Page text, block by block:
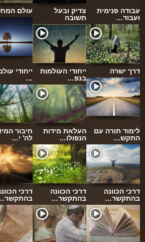
מלכות
הרב שמואל אליהו
הרב מיכי יוספי
ארכיון
תרומות
שאלות ותשובות
קבלת קהל
חנות ספרים
מאמרים
פרשת השבוע
מעגל השנה
הבעל שם-טוב
עולם
צדיק ובעל
תשובה
עבודה פנימית
ועבוד…
ייחודי
…
ייחודי העולמות
בנפ…
דרך ישרה
חיבור
לה' י…
העלאת מידות
הנפולו…
לימוד תורה עם
התקש…
דרכי
דרכי הכוונה
בהתקשר…
דרכי הכוונה
בהתקשר…